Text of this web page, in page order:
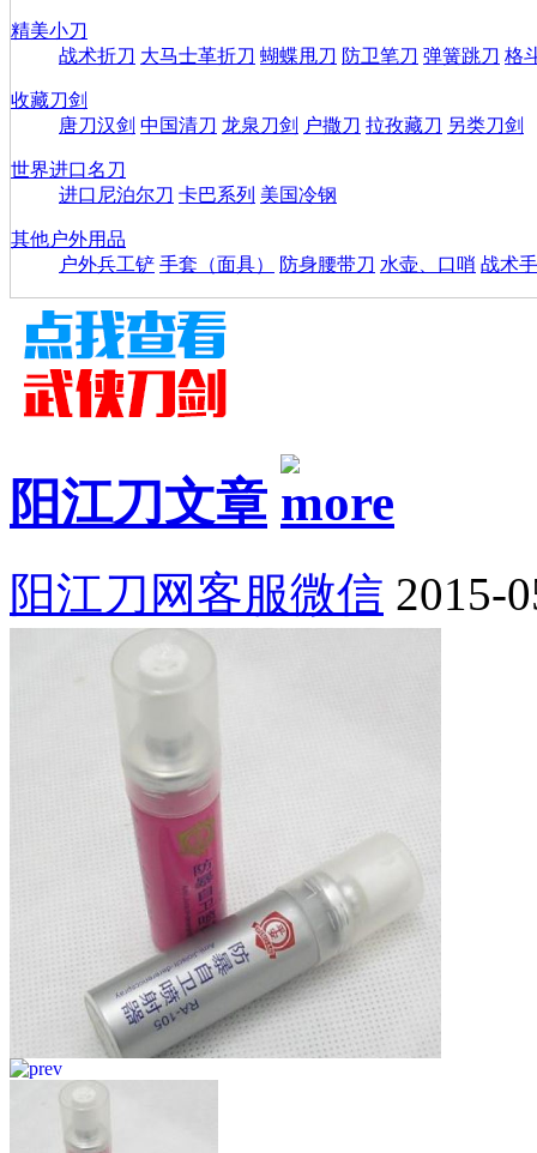
精美小刀
战术折刀 大马士革折刀 蝴蝶甩刀 防卫笔刀 弹簧跳刀 格
收藏刀剑
唐刀汉剑 中国清刀 龙泉刀剑 户撒刀 拉孜藏刀 另类刀剑
世界进口名刀
进口尼泊尔刀 卡巴系列 美国冷钢
其他户外用品
户外兵工铲 手套（面具） 防身腰带刀 水壶、口哨 战术
阳江刀文章
阳江刀网客服微信 2015-